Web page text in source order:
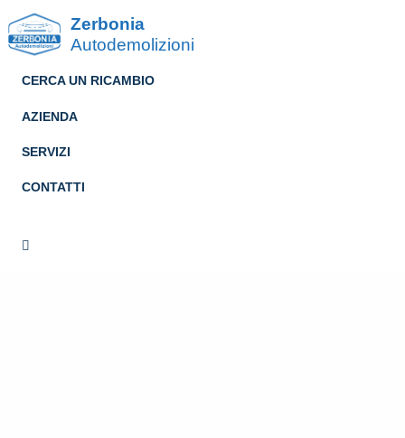
Zerbonia
Autodemolizioni
CERCA UN RICAMBIO
AZIENDA
SERVIZI
CONTATTI